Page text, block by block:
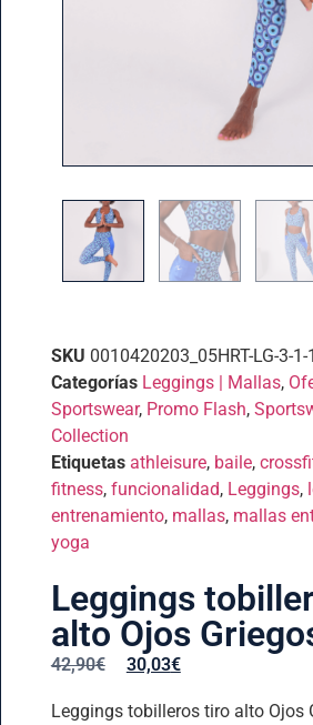
SKU 0010420203_05HRT-LG-3-1-1
Categorías Leggings | Mallas,
Sportswear, Promo Flash,
Collection
Etiquetas athleisure, baile,
fitness, funcionalidad, Leggings,
entrenamiento, mallas, mallas
yoga
Leggings
alto Ojos
42,90€ 30,03€
Leggings tobilleros tiro alto Ojos